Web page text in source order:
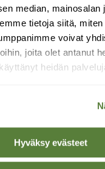
median, mainosalan
tietoja siitä,
voivat
joita olet antanut
heidän
Hyväksy evästeet
SUOMEN
Suomen